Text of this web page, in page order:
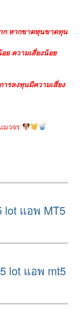
ก หากขาดทุนขาดทุน
ย ความเสี่ยงน้อย
ารลงทุนมีความเสี่ยง
มวจร
lot แอพ MT5
lot แอพ mt5